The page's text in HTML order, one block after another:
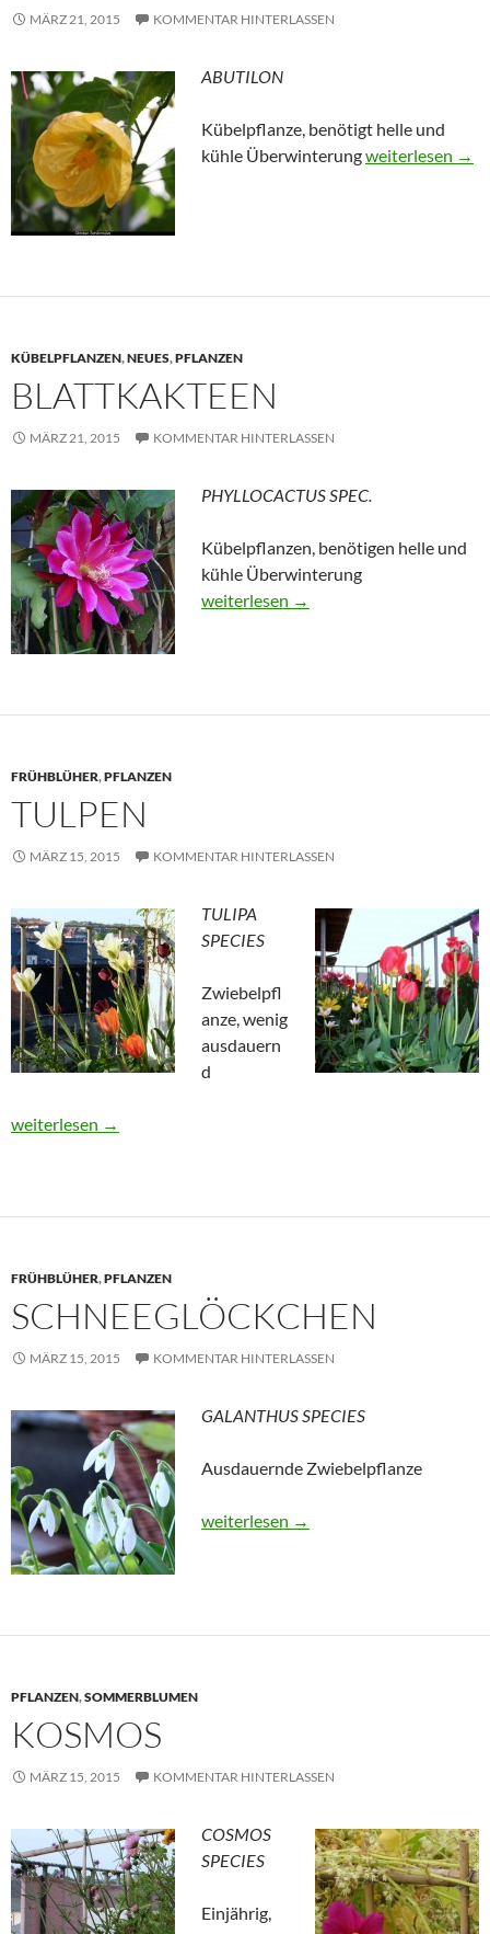
MÄRZ 21, 2015 KOMMENTAR HINTERLASSEN
ABUTILON
Kübelpflanze, benötigt helle und
kühle ÜberwinterungSchönmalven
weiterlesen →
KÜBELPFLANZEN,NEUES,PFLANZEN
BLATTKAKTEEN
MÄRZ 21, 2015 KOMMENTAR HINTERLASSEN
PHYLLOCACTUS SPEC.
Kübelpflanzen, benötigen helle und
kühle Überwinterung
Blattkakteen
weiterlesen →
FRÜHBLÜHER,PFLANZEN
TULPEN
MÄRZ 15, 2015 KOMMENTAR HINTERLASSEN
TULIPA
SPECIES
Zwiebelpfl
anze, wenig
ausdauern
d
Tulpen
weiterlesen →
FRÜHBLÜHER,PFLANZEN
SCHNEEGLÖCKCHEN
MÄRZ 15, 2015 KOMMENTAR HINTERLASSEN
GALANTHUS SPECIES
Ausdauernde Zwiebelpflanze
Schneeglöckchen
weiterlesen →
PFLANZEN,SOMMERBLUMEN
KOSMOS
MÄRZ 15, 2015 KOMMENTAR HINTERLASSEN
COSMOS
SPECIES
Einjährig,